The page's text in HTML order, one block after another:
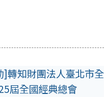
]轉知財團法人臺北市全
屆全國經典總會